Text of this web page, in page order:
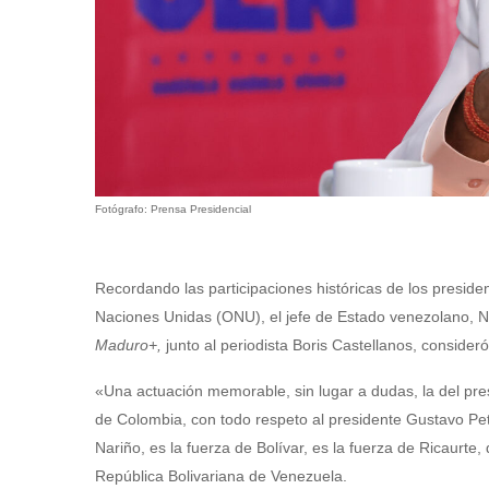
Fotógrafo: Prensa Presidencial
Recordando las participaciones históricas de los
Naciones Unidas (ONU), el jefe de Estado
Maduro+, junto al periodista Boris Castellanos,
«Una actuación memorable, sin lugar a dudas, la del
de Colombia, con todo respeto al presidente Gustavo
Nariño, es la fuerza de Bolívar, es la fuerza de
República Bolivariana de Venezuela.